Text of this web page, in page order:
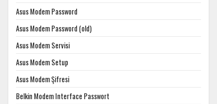
Asus Modem Password
Asus Modem Password (old)
Asus Modem Servisi
Asus Modem Setup
Asus Modem Şifresi
Belkin Modem Interface Passwort